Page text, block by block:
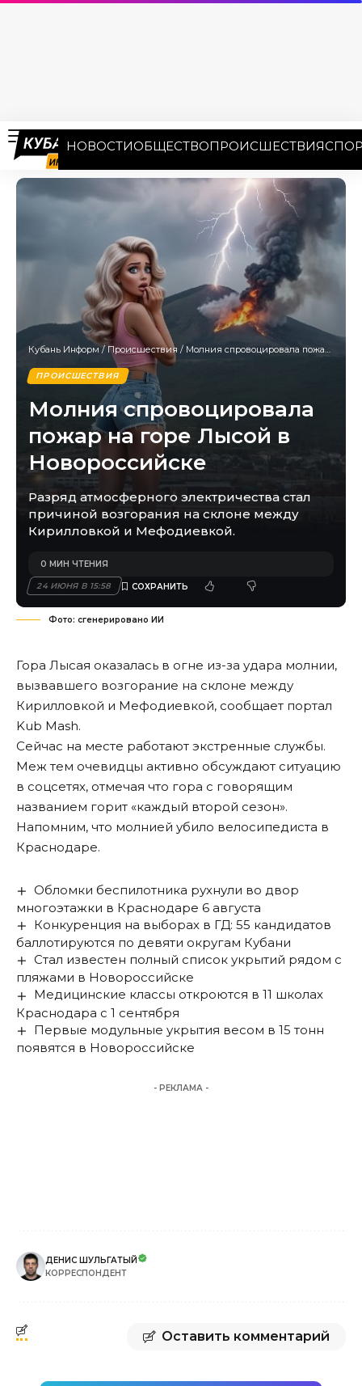
НОВОСТИОБЩЕСТВОПРОИСШЕСТВИЯ
Кубань Информ/Происшествия / Молния спровоцировала пожар на горе Лысой в Новороссийске
ПРОИСШЕСТВИЯ
Молния спровоцировала
пожар на горе Лысой в
Новороссийске
Разряд атмосферного электричества стал
причиной возгорания на склоне между
Кирилловкой и Мефодиевкой.
24 ИЮНЯ В 15:58
0 МИН ЧТЕНИЯ
Фото: сгенерировано ИИ
Гора Лысая оказалась в огне из-за удара молнии,
вызвавшего возгорание на склоне между
Кирилловкой и Мефодиевкой, сообщает портал
Kub Mash.
Сейчас на месте работают экстренные службы.
Меж тем очевидцы активно обсуждают ситуацию
в соцсетях, отмечая что гора с говорящим
названием горит «каждый второй сезон».
Напомним, что молнией убило велосипедиста в
Краснодаре.
Обломки беспилотника рухнули во двор
многоэтажки в Краснодаре 6 августа
Конкуренция на выборах в ГД: 55 кандидатов
баллотируются по девяти округам Кубани
Стал известен полный список укрытий рядом с
пляжами в Новороссийске
Медицинские классы откроются в 11 школах
Краснодара с 1 сентября
Первые модульные укрытия весом в 15 тонн
появятся в Новороссийске
- РЕКЛАМА -
ДЕНИС ШУЛЬГАТЫЙ
КОРРЕСПОНДЕНТ
Оставить комментарий